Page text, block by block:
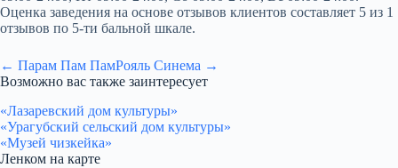
Оценка заведения на основе отзывов клиентов составляет 5 из 1
отзывов по 5-ти бальной шкале.
← Парам Пам ПамРояль Синема →
Возможно вас также заинтересует
«Лазаревский дом культуры»
«Урагубский сельский дом культуры»
«Музей чизкейка»
Ленком на карте